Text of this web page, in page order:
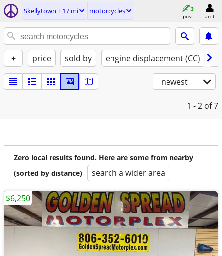
Skellytown ± 17 mi motorcycles
post acct
+ price sold by engine displacement (CC)
newest
1 - 2 of 7
Zero local results found. Here are some from nearby
(sorted by distance)
search a wider area
$6,250